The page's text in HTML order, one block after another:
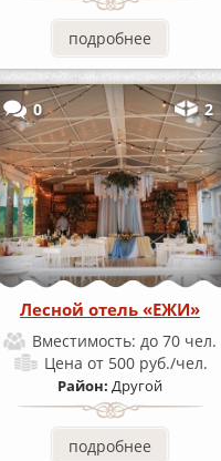
подробнее
0 2
Лесной отель «ЕЖИ»
Вместимость:до 70 чел.
Цена от 500 руб./чел.
Район:Другой
подробнее